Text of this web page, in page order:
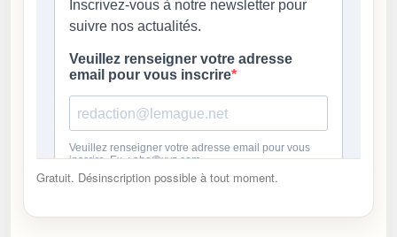
Gratuit. Désinscription possible à tout moment.